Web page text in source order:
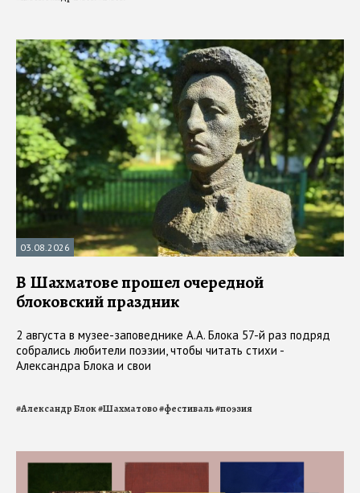
03.08.2026
В Шахматове прошел очередной
блоковский праздник
2 августа в музее-заповеднике А.А. Блока 57-й раз подряд
собрались любители поэзии, чтобы читать стихи -
Александра Блока и свои
#Александр Блок#Шахматово#фестиваль#поэзия